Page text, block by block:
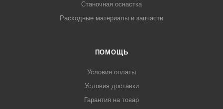
Станочная оснастка
Расходные материалы и запчасти
ПОМОЩЬ
Условия оплаты
Условия доставки
Гарантия на товар